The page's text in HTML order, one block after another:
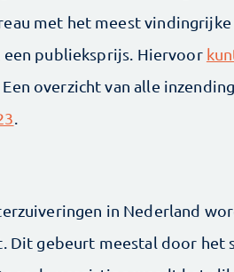
met het meest
een publieksprijs. Hiervoor
overzicht van alle
in Nederland
Dit gebeurt meestal door het